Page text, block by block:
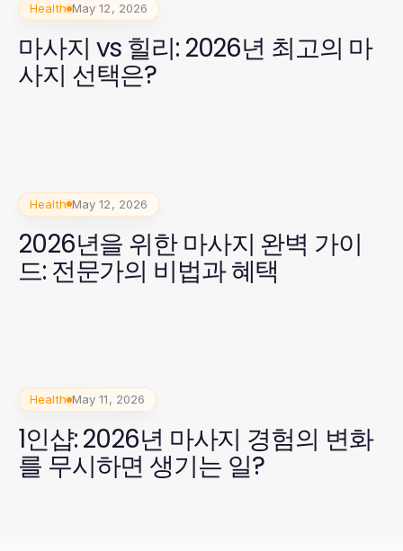
Health May 12, 2026
마사지 vs 힐리: 2026년 최고의 마
사지 선택은?
Health May 12, 2026
2026년을 위한 마사지 완벽 가이
드: 전문가의 비법과 혜택
Health May 11, 2026
1인샵: 2026년 마사지 경험의 변화
를 무시하면 생기는 일?